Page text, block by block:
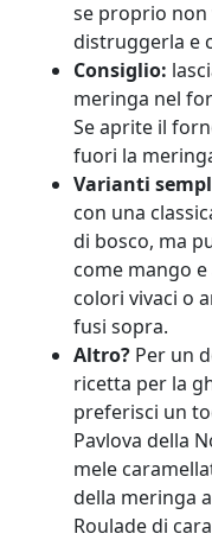
se proprio non
distruggerla e
Consiglio:
meringa nel
Se aprite il
fuori la
Varianti
con una
di bosco, ma
come mango
colori vivaci o
fusi sopra.
Altro? Per un
ricetta per la
preferisci un
Pavlova della
mele
della meringa
Roulade di